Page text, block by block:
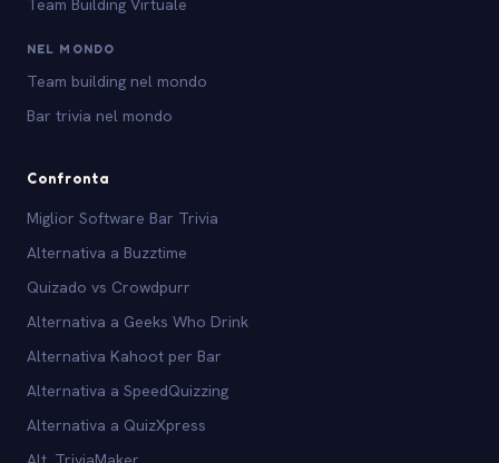
Team Building Virtuale
NEL MONDO
Team building nel mondo
Bar trivia nel mondo
Confronta
Miglior Software Bar Trivia
Alternativa a Buzztime
Quizado vs Crowdpurr
Alternativa a Geeks Who Drink
Alternativa Kahoot per Bar
Alternativa a SpeedQuizzing
Alternativa a QuizXpress